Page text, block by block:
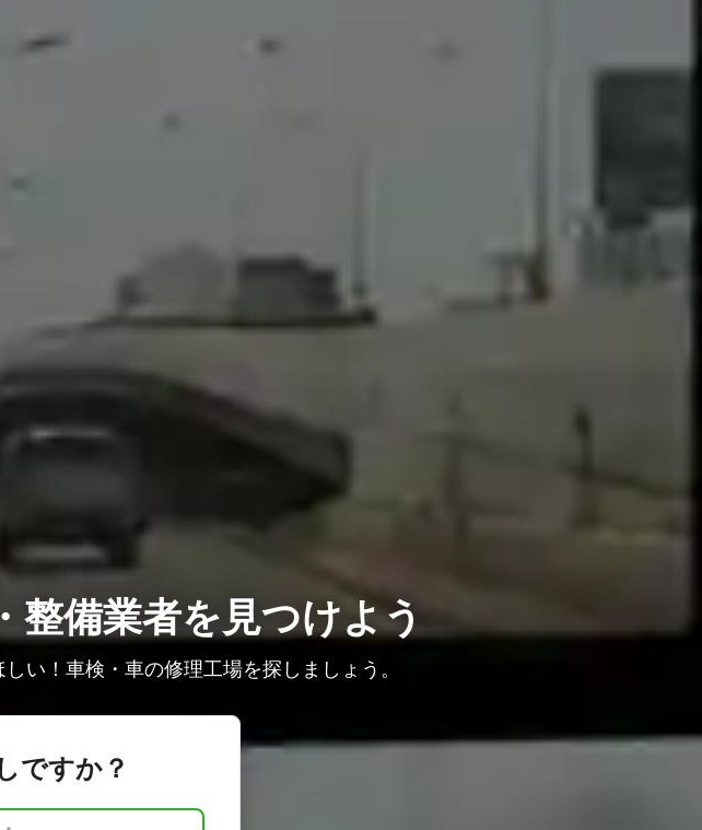
整備業者を見つけよう
い！車検・車の修理工場を探しましょう。
ですか？